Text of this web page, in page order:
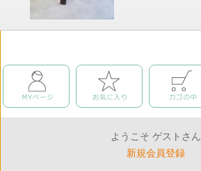
ようこそ ゲストさん
新規会員登録